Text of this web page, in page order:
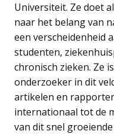
Universiteit. Ze doet
naar het belang van
een verscheidenheid
studenten,
chronisch zieken. Ze
onderzoeker in dit
artikelen en
internationaal tot de
van dit snel